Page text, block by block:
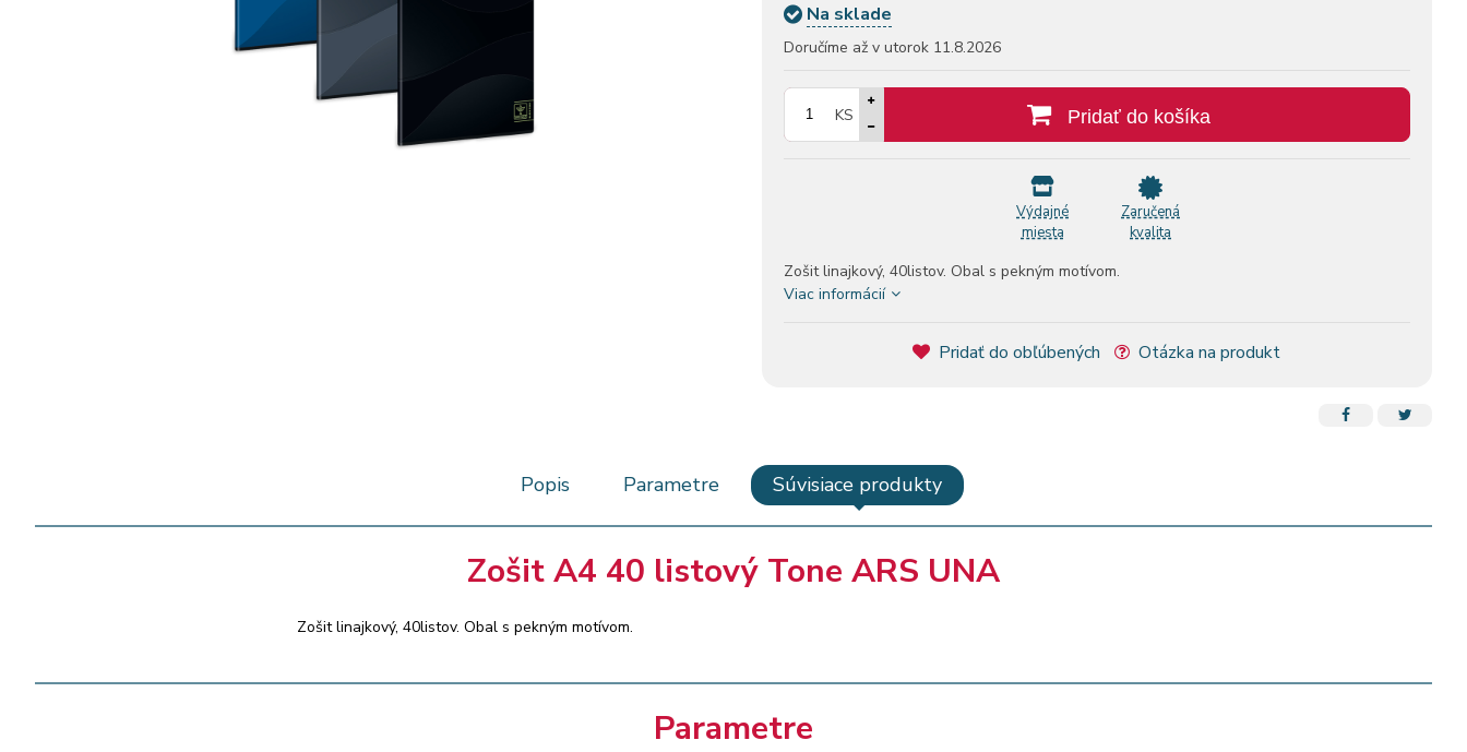
Na sklade
Doručíme až v utorok 11.8.2026
KS Pridať do košíka
Výdajné
miesta
Zaručená
kvalita
Zošit linajkový, 40listov. Obal s pekným motívom.
Viac informácií
Pridať do obľúbených Otázka na produkt
Popis Parametre Súvisiace produkty
Zošit A4 40 listový Tone ARS UNA
Zošit linajkový, 40listov. Obal s pekným motívom.
Parametre